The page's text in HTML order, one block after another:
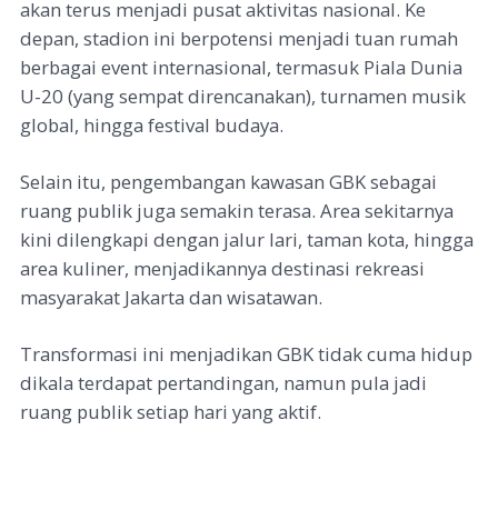
akan terus menjadi pusat aktivitas nasional. Ke
depan, stadion ini berpotensi menjadi tuan rumah
berbagai event internasional, termasuk Piala Dunia
U-20 (yang sempat direncanakan), turnamen musik
global, hingga festival budaya.
Selain itu, pengembangan kawasan GBK sebagai
ruang publik juga semakin terasa. Area sekitarnya
kini dilengkapi dengan jalur lari, taman kota, hingga
area kuliner, menjadikannya destinasi rekreasi
masyarakat Jakarta dan wisatawan.
Transformasi ini menjadikan GBK tidak cuma hidup
dikala terdapat pertandingan, namun pula jadi
ruang publik setiap hari yang aktif.